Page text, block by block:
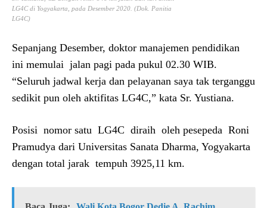
LG4C di Yogyakarta, pada Desember 2020. (Dok. Panitia
LG4C)
Sepanjang Desember, doktor manajemen pendidikan
ini memulai jalan pagi pada pukul 02.30 WIB.
“Seluruh jadwal kerja dan pelayanan saya tak terganggu
sedikit pun oleh aktifitas LG4C,” kata Sr. Yustiana.
Posisi nomor satu LG4C diraih oleh pesepeda Roni
Pramudya dari Universitas Sanata Dharma, Yogyakarta
dengan total jarak tempuh 3925,11 km.